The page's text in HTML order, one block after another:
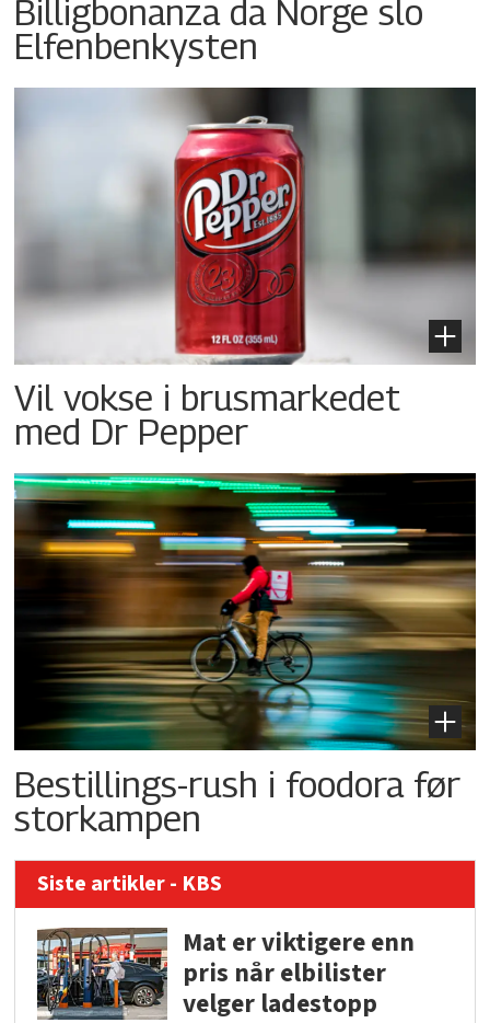
Billigbonanza da Norge slo
Elfenbenkysten
Vil vokse i brusmarkedet
med Dr Pepper
Bestillings-rush i foodora før
storkampen
Siste artikler - KBS
Mat er viktigere enn
pris når elbilister
velger ladestopp